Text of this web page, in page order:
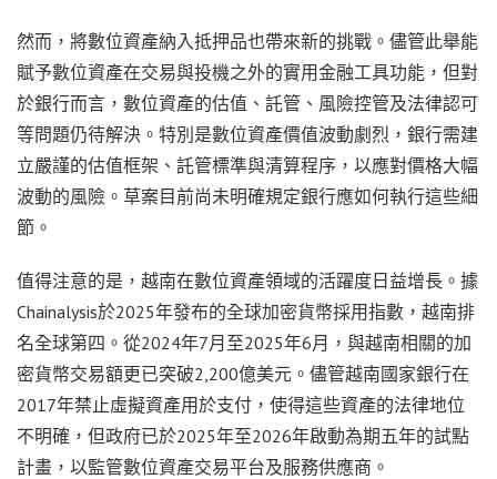
然而，將數位資產納入抵押品也帶來新的挑戰。儘管此舉能
賦予數位資產在交易與投機之外的實用金融工具功能，但對
於銀行而言，數位資產的估值、託管、風險控管及法律認可
等問題仍待解決。特別是數位資產價值波動劇烈，銀行需建
立嚴謹的估值框架、託管標準與清算程序，以應對價格大幅
波動的風險。草案目前尚未明確規定銀行應如何執行這些細
節。
值得注意的是，越南在數位資產領域的活躍度日益增長。據
Chainalysis於2025年發布的全球加密貨幣採用指數，越南排
名全球第四。從2024年7月至2025年6月，與越南相關的加
密貨幣交易額更已突破2,200億美元。儘管越南國家銀行在
2017年禁止虛擬資產用於支付，使得這些資產的法律地位
不明確，但政府已於2025年至2026年啟動為期五年的試點
計畫，以監管數位資產交易平台及服務供應商。